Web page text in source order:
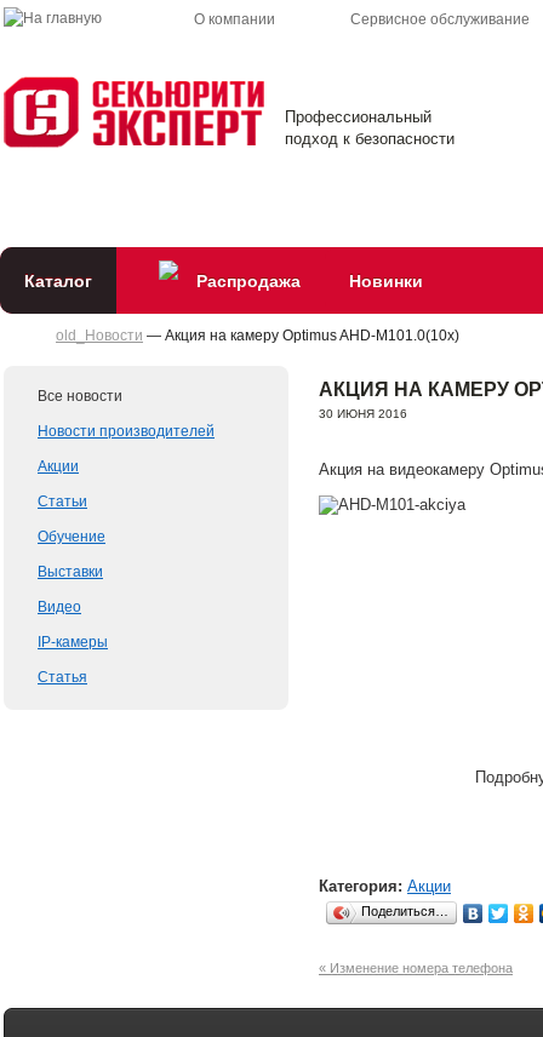
О компании Сервисное обслуживание
Профессиональный
подход к безопасности
Каталог Распродажа Новинки
old_Новости — Акция на камеру Optimus AHD-M101.0(10x)
Все новости
Новости производителей
Акции
Статьи
Обучение
Выставки
Видео
IP-камеры
Статья
АКЦИЯ НА КАМЕРУ
30 ИЮНЯ 2016
Акция на видеокамеру
Категория: Акции
Поделиться…
« Изменение номера телефона